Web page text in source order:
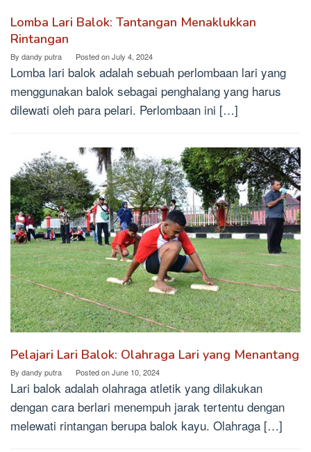
Lomba Lari Balok: Tantangan Menaklukkan
Rintangan
By dandy putra Posted onJuly 4, 2024
Lomba lari balok adalah sebuah perlombaan lari yang
menggunakan balok sebagai penghalang yang harus
dilewati oleh para pelari. Perlombaan ini […]
Pelajari Lari Balok: Olahraga Lari yang Menantang
By dandy putra Posted onJune 10, 2024
Lari balok adalah olahraga atletik yang dilakukan
dengan cara berlari menempuh jarak tertentu dengan
melewati rintangan berupa balok kayu. Olahraga […]